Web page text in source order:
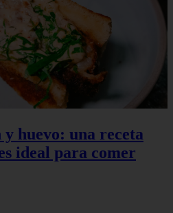
huevo: una receta
ideal para comer